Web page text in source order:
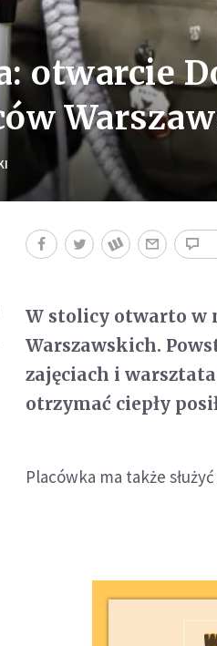
otwarcie
W stolicy otwarto w
Warszawskich.
zajęciach i
otrzymać ciepły
Placówka ma także